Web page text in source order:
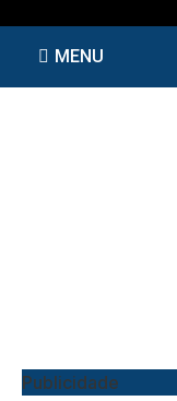
MENU
Publicidade